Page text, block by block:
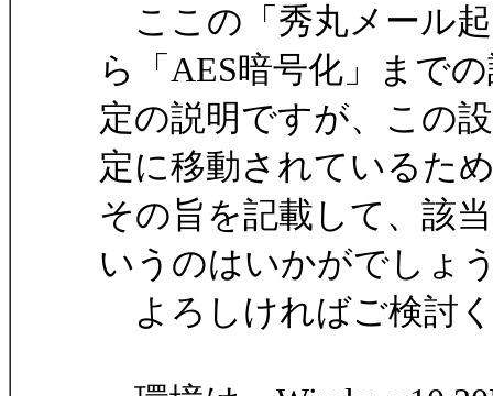
ここの「秀丸メール
ら「AES暗号化」まで
定の説明ですが、この
定に移動されているた
その旨を記載して、該
いうのはいかがでしょ
よろしければご検討